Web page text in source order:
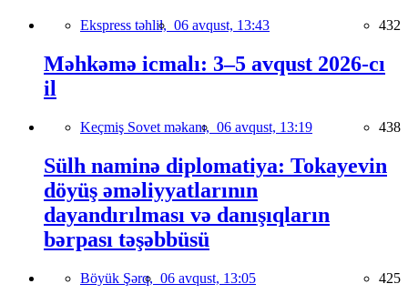
Ekspress təhlil, 06 avqust, 13:43 432
Məhkəmə icmalı: 3–5 avqust 2026-cı
il
Keçmiş Sovet məkanı, 06 avqust, 13:19 438
Sülh naminə diplomatiya: Tokayevin
döyüş əməliyyatlarının
dayandırılması və danışıqların
bərpası təşəbbüsü
Böyük Şərq, 06 avqust, 13:05 425